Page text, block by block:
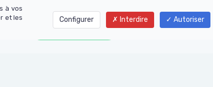
01 77 01 01 06
à vos
et les
Configurer Interdire Autoriser